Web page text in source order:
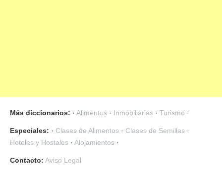
Más diccionarios: · Alimentos · Inmobiliarias · Turismo ·
Especiales: · Clases de Alimentos · Clases de Semillas ·
Hoteles y Hostales · Alojamientos ·
Contacto: Aviso Legal